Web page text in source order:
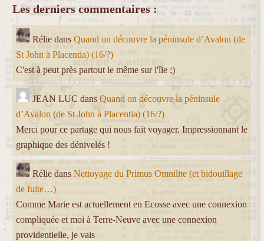
Les derniers commentaires :
Rélie dans Quand on découvre la péninsule d’Avalon (de
St John à Placentia) (16/?)
C'est à peut près partout le même sur l'île ;)
JEAN LUC dans Quand on découvre la péninsule
d’Avalon (de St John à Placentia) (16/?)
Merci pour ce partage qui nous fait voyager. Impressionnant le
graphique des dénivelés !
Rélie dans Nettoyage du Primus Omnilite (et bidouillage
de fuite…)
Comme Marie est actuellement en Ecosse avec une connexion
compliquée et moi à Terre-Neuve avec une connexion
providentielle, je vais